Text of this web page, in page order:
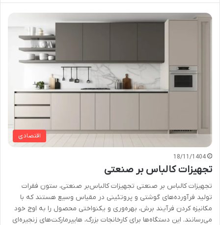
اقتصادی
18/11/1404
تجهیزات کالباس بر صنعتی
تجهیزات کالباس بر صنعتی تجهیزات کالباس‌بر صنعتی، ستون فقرات
تولید فرآورده‌های گوشتی و پروتئینی در مقیاس وسیع هستند که با
مکانیزه کردن فرآیند برش، بهره‌وری و یکنواختی محصول را به اوج خود
می‌رسانند. این دستگاه‌ها برای کارخانجات بزرگ، هایپرمارکت‌های زنجیره‌ای